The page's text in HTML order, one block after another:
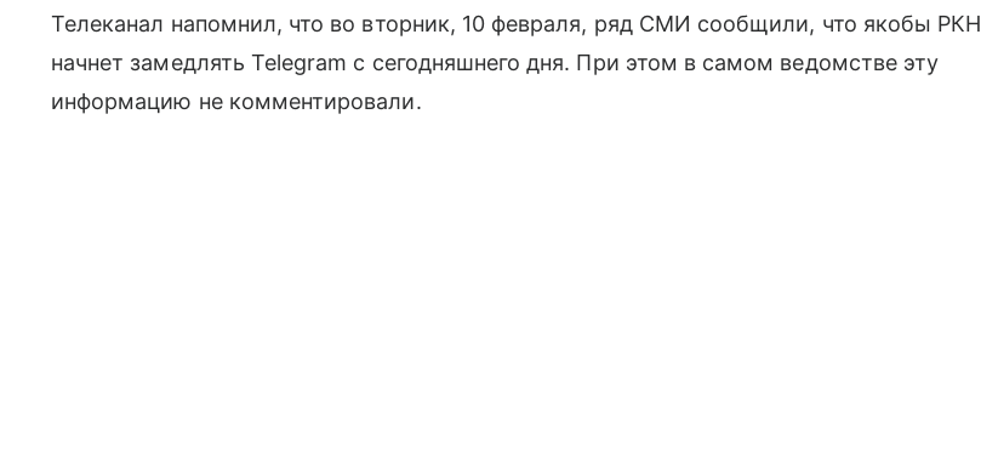
Телеканал напомнил, что во вторник, 10 февраля, ряд СМИ сообщили, что якобы РКН
начнет замедлять Telegram с сегодняшнего дня. При этом в самом ведомстве эту
информацию не комментировали.